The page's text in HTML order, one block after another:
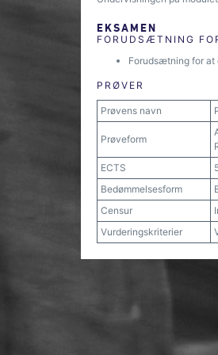
EKSAMEN
FORUDSÆTNING
Forudsætning for at
PRØVER
Prøvens navn
Prøveform
ECTS
Bedømmelsesform
Censur
Vurderingskriterier